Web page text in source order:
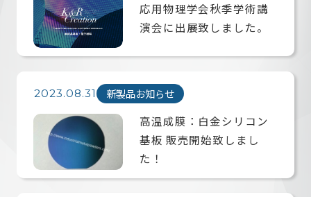
お問い合わせ
応用物理学会秋季学術講
演会に出展致しました。
2023.08.31 新製品お知らせ
高温成膜：白金シリコン
基板 販売開始致しまし
た！